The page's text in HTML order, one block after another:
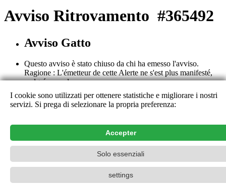
Avviso Ritrovamento #365492
Avviso Gatto
Questo avviso è stato chiuso da chi ha emesso l'avviso.
Ragione : L'émetteur de cette Alerte ne s'est plus manifesté,
malgré nos relances.
Questo avviso è chiuso. Tutti i suoi dettagli non sono più
consultabili ad eccezione che per chi ha emesso l'avviso. Vi
Contatto
PetAlert La rete di ricerca ufficiale,2015-2026
I cookie sono utilizzati per ottenere statistiche e migliorare i nostri
servizi. Si prega di selezionare la propria preferenza:
Accepter
Solo essenziali
settings